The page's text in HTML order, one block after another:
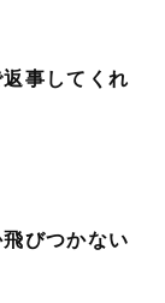
事してくれ
びつかない